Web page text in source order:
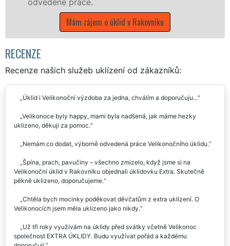
RECENZE
Recenze našich služeb uklízení od zákazníků:
Úklid i Velikonoční výzdoba za jedna, chválím a doporučuju...
Velikonoce byly happy, mami byla nadšená, jak máme hezky
uklizeno, děkuji za pomoc.
Nemám co dodat, výborně odvedená práce Velikonočního úklidu.
Špína, prach, pavučiny – všechno zmizelo, když jsme si na
Velikonoční úklid v Rakovníku objednali úklidovku Extra. Skutečně
pěkně uklizeno, doporučujeme.
Chtěla bych mocinky poděkovat děvčatům z extra uklízení. O
Velikonocích jsem měla uklizeno jako nikdy.
Už tři roky využívám na úklidy před svátky včetně Velikonoc
společnost EXTRA ÚKLIDY. Budu využívat pořád a každému